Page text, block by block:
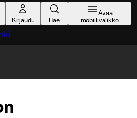
Kirjaudu Hae
Avaa
mobiilivalikko